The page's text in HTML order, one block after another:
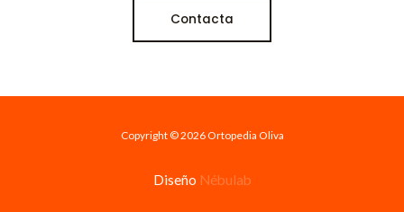
Contacta
Copyright © 2026 Ortopedia Oliva
Diseño Nébulab